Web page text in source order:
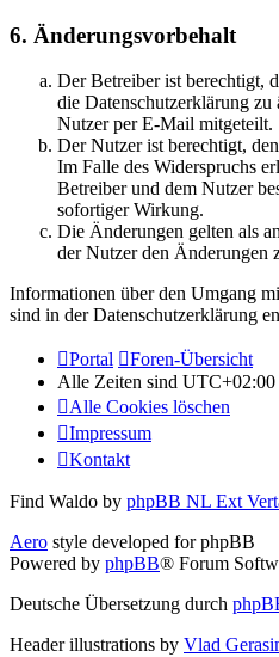
6. Änderungsvorbehalt
Der Betreiber ist berechtigt,
die Datenschutzerklärung
Nutzer per E-Mail mitgeteilt.
Der Nutzer ist berechtigt,
Im Falle des Widerspruchs
Betreiber und dem Nutzer
sofortiger Wirkung.
Die Änderungen gelten als
der Nutzer den Änderungen
Informationen über den Umgang
sind in der Datenschutzerklärung
Portal
Foren-Übersicht
Alle Zeiten sind UTC+02:00
Alle Cookies löschen
Impressum
Kontakt
Find Waldo by phpBB NL Ext
Aero style developed for phpBB
Powered by phpBB® Forum
Deutsche Übersetzung durch
Header illustrations by Vlad